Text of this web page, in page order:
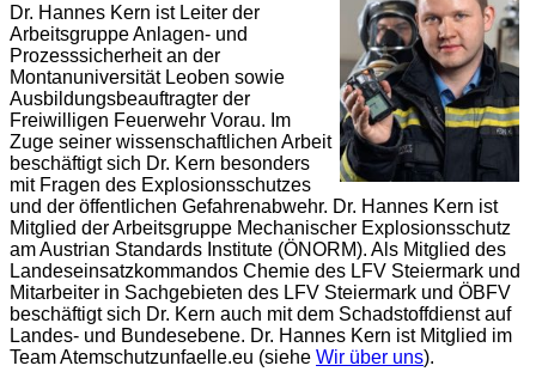
Dr. Hannes Kern ist Leiter der
Arbeitsgruppe Anlagen- und
Prozesssicherheit an der
Montanuniversität Leoben sowie
Ausbildungsbeauftragter der
Freiwilligen Feuerwehr Vorau. Im
Zuge seiner wissenschaftlichen Arbeit
beschäftigt sich Dr. Kern besonders
mit Fragen des Explosionsschutzes
und der öffentlichen Gefahrenabwehr. Dr. Hannes Kern ist
Mitglied der Arbeitsgruppe Mechanischer Explosionsschutz
am Austrian Standards Institute (ÖNORM). Als Mitglied des
Landeseinsatzkommandos Chemie des LFV Steiermark und
Mitarbeiter in Sachgebieten des LFV Steiermark und ÖBFV
beschäftigt sich Dr. Kern auch mit dem Schadstoffdienst auf
Landes- und Bundesebene. Dr. Hannes Kern ist Mitglied im
Team Atemschutzunfaelle.eu (siehe Wir über uns).